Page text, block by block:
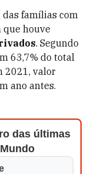
famílias com
que houve
. Segundo
63,7% do total
2021, valor
ano antes.
das últimas